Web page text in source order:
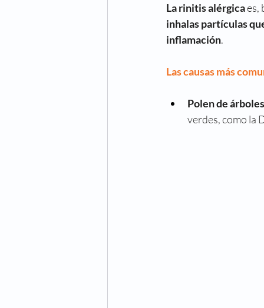
La rinitis alérgica es,
inhalas partículas
inflamación.
Las causas más
Polen de
verdes, como la